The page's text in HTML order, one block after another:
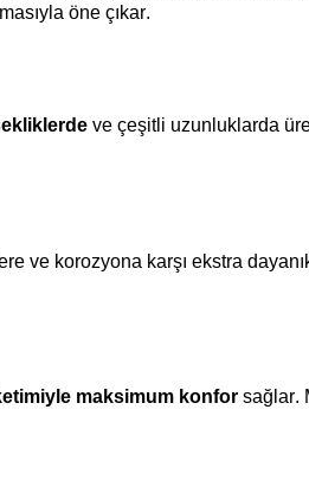
öne çıkar.
ve çeşitli uzunluklarda
ve korozyona karşı ekstra
maksimum konfor sağlar.